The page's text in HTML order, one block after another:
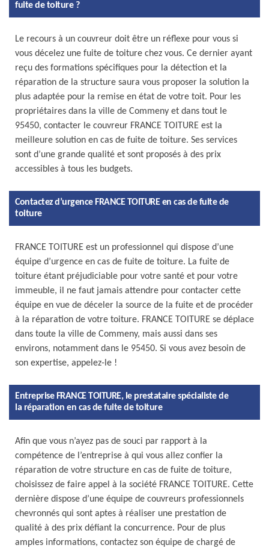
fuite de toiture ?
Le recours à un couvreur doit être un réflexe pour vous si
vous décelez une fuite de toiture chez vous. Ce dernier ayant
reçu des formations spécifiques pour la détection et la
réparation de la structure saura vous proposer la solution la
plus adaptée pour la remise en état de votre toit. Pour les
propriétaires dans la ville de Commeny et dans tout le
95450, contacter le couvreur FRANCE TOITURE est la
meilleure solution en cas de fuite de toiture. Ses services
sont d’une grande qualité et sont proposés à des prix
accessibles à tous les budgets.
Contactez d’urgence FRANCE TOITURE en cas de fuite de
toiture
FRANCE TOITURE est un professionnel qui dispose d’une
équipe d’urgence en cas de fuite de toiture. La fuite de
toiture étant préjudiciable pour votre santé et pour votre
immeuble, il ne faut jamais attendre pour contacter cette
équipe en vue de déceler la source de la fuite et de procéder
à la réparation de votre toiture. FRANCE TOITURE se déplace
dans toute la ville de Commeny, mais aussi dans ses
environs, notamment dans le 95450. Si vous avez besoin de
son expertise, appelez-le !
Entreprise FRANCE TOITURE, le prestataire spécialiste de
la réparation en cas de fuite de toiture
Afin que vous n’ayez pas de souci par rapport à la
compétence de l’entreprise à qui vous allez confier la
réparation de votre structure en cas de fuite de toiture,
choisissez de faire appel à la société FRANCE TOITURE. Cette
dernière dispose d’une équipe de couvreurs professionnels
chevronnés qui sont aptes à réaliser une prestation de
qualité à des prix défiant la concurrence. Pour de plus
amples informations, contactez son équipe de chargé de